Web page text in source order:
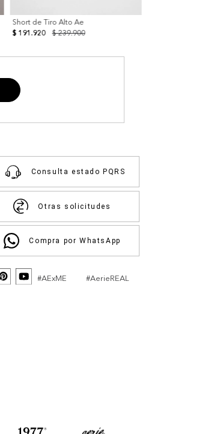
Short de Tiro Alto Ae
$ 239.900
$ 191.920
Consulta estado PQRS
Otras solicitudes
Compra por WhatsApp
#AExME #AerieREAL